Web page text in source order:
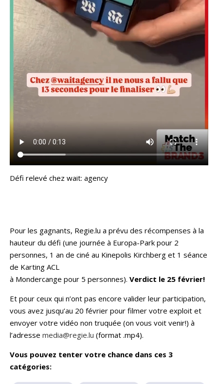
Défi relevé chez wait: agency
Pour les gagnants, Regie.lu a prévu des récompenses à la
hauteur du défi (une journée à Europa-Park pour 2
personnes, 1 an de ciné au Kinepolis Kirchberg et 1 séance
de Karting ACL
à Mondercange pour 5 personnes). Verdict le 25 février!
Et pour ceux qui n’ont pas encore valider leur participation,
vous avez jusqu’au 20 février pour filmer votre exploit et
envoyer votre vidéo non truquée (on vous voit venir!) à
l’adresse media@regie.lu (format .mp4).
Vous pouvez tenter votre chance dans ces 3
catégories: